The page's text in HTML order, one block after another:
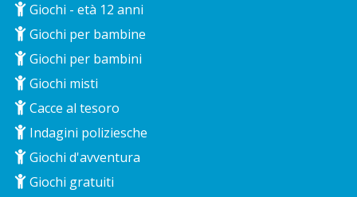
Giochi - età 12 anni
Giochi per bambine
Giochi per bambini
Giochi misti
Cacce al tesoro
Indagini poliziesche
Giochi d'avventura
Giochi gratuiti